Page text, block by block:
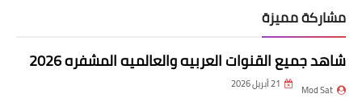
مشاركة مميزة
شاهد جميع القنوات العربيه والعالميه المشفره 2026
Mod Sat 21 أبريل 2026